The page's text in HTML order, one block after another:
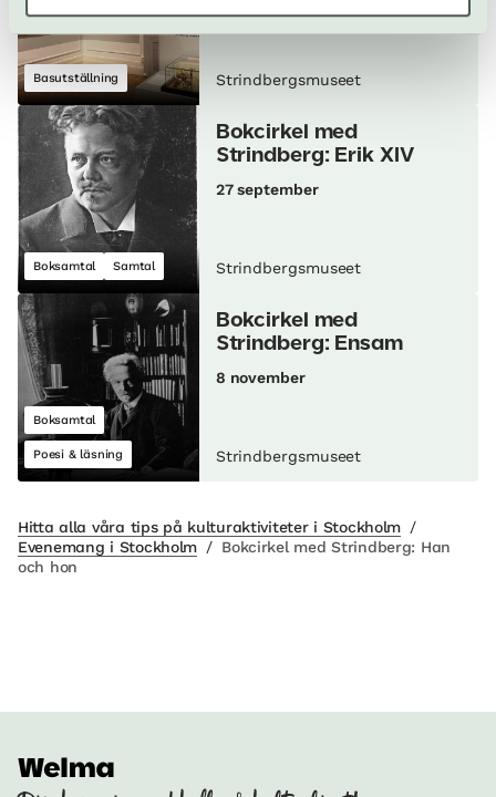
Basutställning Strindbergsmuseet
Boksamtal Samtal
Bokcirkel med
Strindberg: Erik XIV
27 september
Strindbergsmuseet
Boksamtal
Poesi & läsning
Bokcirkel med
Strindberg: Ensam
8 november
Strindbergsmuseet
Hitta alla våra tips på kulturaktiviteter i Stockholm /
Evenemang i Stockholm / Bokcirkel med Strindberg: Han
och hon